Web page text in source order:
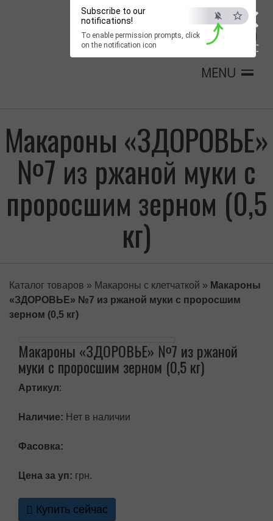
×
ESC
Subscribe to our
notifications!
To enable permission prompts, click
on the notification icon
MENU
Макароны «ЗДОРОВЬЕ»
№7 из ржаной муки с
проросшим зерном (0,5
кг)
Каталог товаров » Макароны с клетчаткой » Макароны
«ЗДОРОВЬЕ» №7 из ржаной муки с проросшим
зерном (0,5 кг)
Макароны «ЗДОРОВЬЕ» №7 из ржаной
муки с проросшим зерном (0,5 кг)
Артикул:
Наличие: Нет в наличии
Фасовка:
Цена за уп: грн.
Купить сейчас